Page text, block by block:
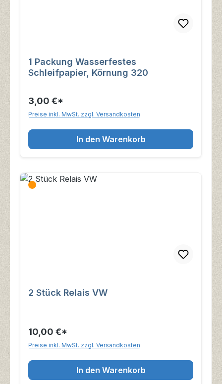
1 Packung Wasserfestes
Schleifpapier, Körnung 320
3,00 €*
Preise inkl. MwSt. zzgl. Versandkosten
In den Warenkorb
2 Stück Relais VW
10,00 €*
Preise inkl. MwSt. zzgl. Versandkosten
In den Warenkorb